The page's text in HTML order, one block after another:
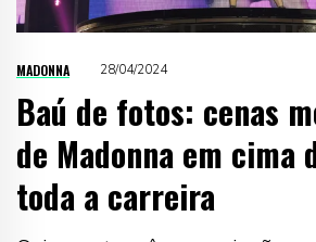
MADONNA 28/04/2024
Baú de fotos: cenas
de Madonna em cima
toda a carreira